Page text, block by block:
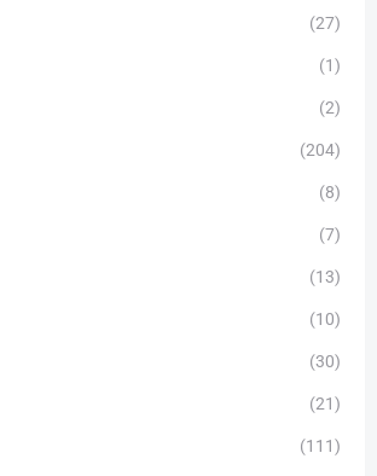
(27)
(1)
(2)
(204)
(8)
(7)
(13)
(10)
(30)
(21)
(111)